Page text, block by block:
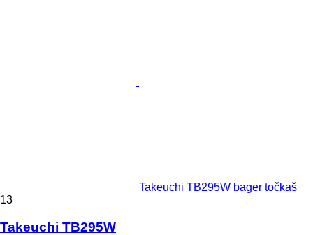
Takeuchi TB295W bager točkaš
13
Takeuchi TB295W